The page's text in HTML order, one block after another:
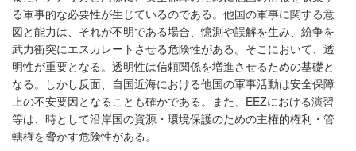
る軍事的な必要性が生じているのである。他国の軍事に関する意
図と能力は、それが不明である場合、憶測や誤解を生み、紛争を
武力衝突にエスカレートさせる危険性がある。そこにおいて、透
明性が重要となる。透明性は信頼関係を増進させるための基礎と
なる。しかし反面、自国近海における他国の軍事活動は安全保障
上の不安要因となることも確かである。また、EEZにおける演習
等は、時として沿岸国の資源・環境保護のための主権的権利・管
轄権を脅かす危険性がある。